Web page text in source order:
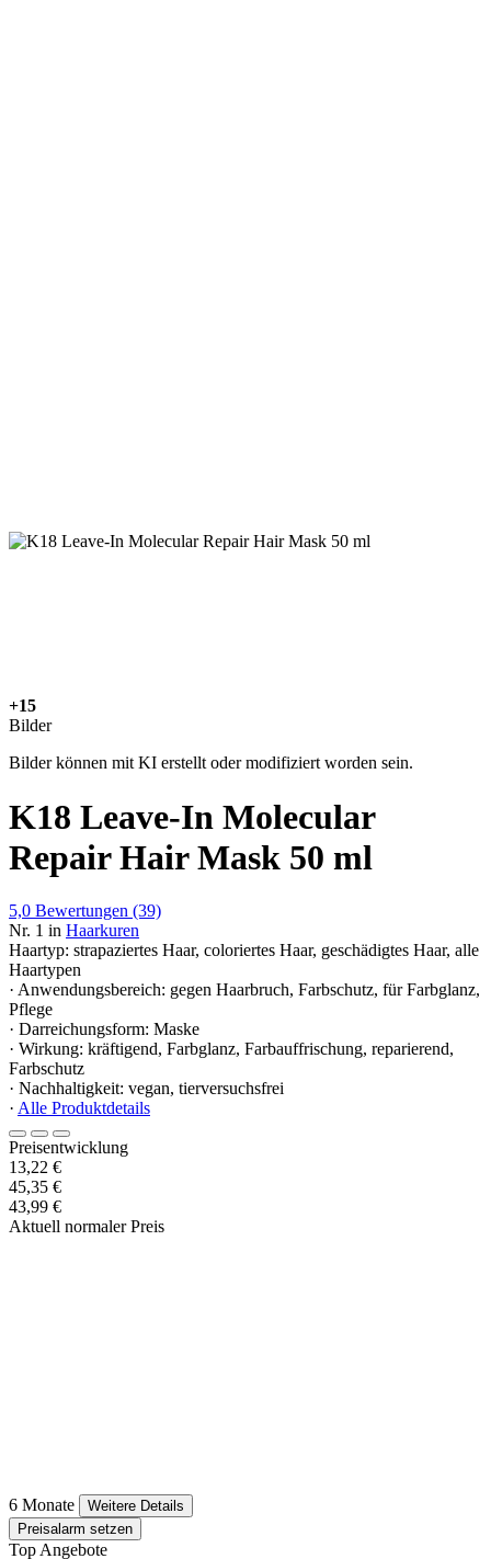
+15
Bilder
Bilder können mit KI erstellt oder modifiziert worden sein.
K18 Leave-In Molecular
Repair Hair Mask 50 ml
5,0 Bewertungen (39)
Nr. 1 in Haarkuren
Haartyp: strapaziertes Haar, coloriertes Haar, geschädigtes Haar, alle
Haartypen
· Anwendungsbereich: gegen Haarbruch, Farbschutz, für Farbglanz,
Pflege
· Darreichungsform: Maske
· Wirkung: kräftigend, Farbglanz, Farbauffrischung, reparierend,
Farbschutz
· Nachhaltigkeit: vegan, tierversuchsfrei
· Alle Produktdetails
Preisentwicklung
13,22 €
45,35 €
43,99 €
Aktuell normaler Preis
6 Monate
Weitere Details
Preisalarm setzen
Top Angebote